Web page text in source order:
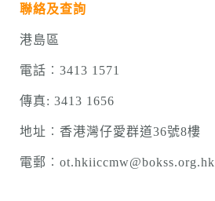
聯絡及查詢
港島區
電話︰3413 1571
傳真: 3413 1656
地址︰香港灣仔愛群道36號8樓
電郵︰ot.hkiiccmw@bokss.org.hk